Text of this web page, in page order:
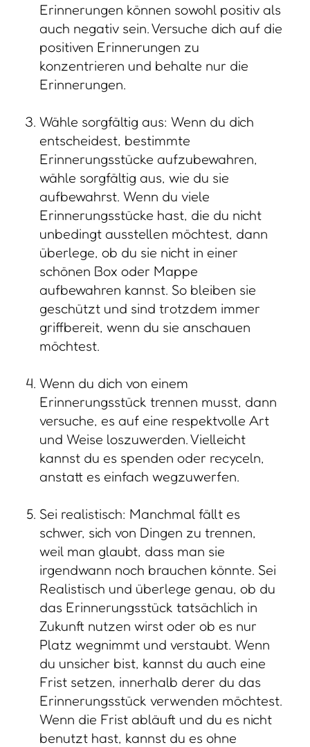
Erinnerungen können sowohl positiv als
auch negativ sein. Versuche dich auf die
positiven Erinnerungen zu
konzentrieren und behalte nur die
Erinnerungen.
Wähle sorgfältig aus: Wenn du dich
entscheidest, bestimmte
Erinnerungsstücke aufzubewahren,
wähle sorgfältig aus, wie du sie
aufbewahrst. Wenn du viele
Erinnerungsstücke hast, die du nicht
unbedingt ausstellen möchtest, dann
überlege, ob du sie nicht in einer
schönen Box oder Mappe
aufbewahren kannst. So bleiben sie
geschützt und sind trotzdem immer
griffbereit, wenn du sie anschauen
möchtest.
Wenn du dich von einem
Erinnerungsstück trennen musst, dann
versuche, es auf eine respektvolle Art
und Weise loszuwerden. Vielleicht
kannst du es spenden oder recyceln,
anstatt es einfach wegzuwerfen.
Sei realistisch: Manchmal fällt es
schwer, sich von Dingen zu trennen,
weil man glaubt, dass man sie
irgendwann noch brauchen könnte. Sei
Realistisch und überlege genau, ob du
das Erinnerungsstück tatsächlich in
Zukunft nutzen wirst oder ob es nur
Platz wegnimmt und verstaubt. Wenn
du unsicher bist, kannst du auch eine
Frist setzen, innerhalb derer du das
Erinnerungsstück verwenden möchtest.
Wenn die Frist abläuft und du es nicht
benutzt hast, kannst du es ohne